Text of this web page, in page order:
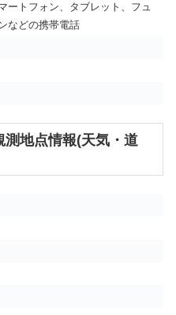
ートフォン、タブレット、フュ
などの携帯電話
測地点情報(天気・道